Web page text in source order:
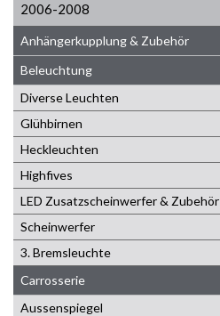
2006-2008
Anhängerkupplung & Zubehör
Beleuchtung
Diverse Leuchten
Glühbirnen
Heckleuchten
Highfives
LED Zusatzscheinwerfer & Zubehör
Scheinwerfer
3. Bremsleuchte
Carrosserie
Aussenspiegel